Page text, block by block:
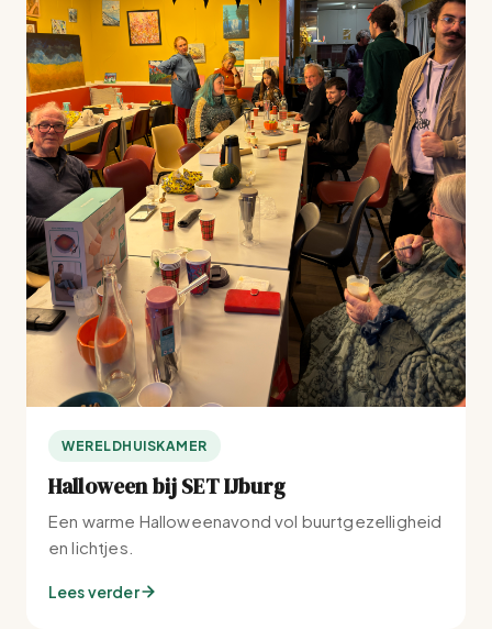
WERELDHUISKAMER
Halloween bij SET IJburg
Een warme Halloweenavond vol buurtgezelligheid
en lichtjes.
Lees verder